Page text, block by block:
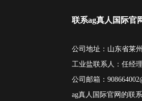
联系ag真人国际官
公司地址：山东省莱
工业盐联系人：任经
公司邮箱：
ag真人国际官网的联